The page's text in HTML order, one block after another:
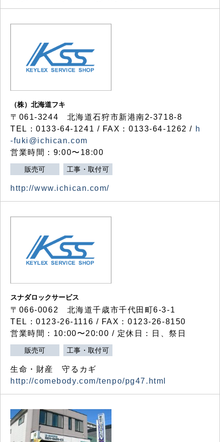
（株）北海道フキ
〒061-3244 北海道石狩市新港南2-3718-8
TEL：0133-64-1241 / FAX：0133-64-1262 / h
-fuki@ichican.com
営業時間：9:00〜18:00
販売可 工事・取付可
http://www.ichican.com/
スナダロックサービス
〒066-0062 北海道千歳市千代田町6-3-1
TEL：0123-26-1116 / FAX：0123-26-8150
営業時間：10:00〜20:00 / 定休日：日、祭日
販売可 工事・取付可
生命・財産 守るカギ
http://comebody.com/tenpo/pg47.html